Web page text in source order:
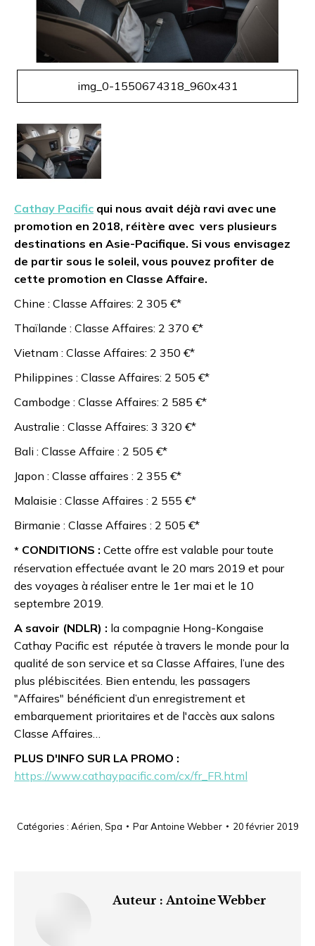
img_0-1550674318_960x431
Cathay Pacific qui nous avait déjà ravi avec une
promotion en 2018, réitère avec vers plusieurs
destinations en Asie-Pacifique. Si vous envisagez
de partir sous le soleil, vous pouvez profiter de
cette promotion en Classe Affaire.
Chine : Classe Affaires: 2 305 €*
Thaïlande : Classe Affaires: 2 370 €*
Vietnam : Classe Affaires: 2 350 €*
Philippines : Classe Affaires: 2 505 €*
Cambodge : Classe Affaires: 2 585 €*
Australie : Classe Affaires: 3 320 €*
Bali : Classe Affaire : 2 505 €*
Japon : Classe affaires : 2 355 €*
Malaisie : Classe Affaires : 2 555 €*
Birmanie : Classe Affaires : 2 505 €*
* CONDITIONS : Cette offre est valable pour toute
réservation effectuée avant le 20 mars 2019 et pour
des voyages à réaliser entre le 1er mai et le 10
septembre 2019.
A savoir (NDLR) : la compagnie Hong-Kongaise
Cathay Pacific est réputée à travers le monde pour la
qualité de son service et sa Classe Affaires, l’une des
plus plébiscitées. Bien entendu, les passagers
"Affaires" bénéficient d’un enregistrement et
embarquement prioritaires et de l'accès aux salons
Classe Affaires…
PLUS D'INFO SUR LA PROMO :
https://www.cathaypacific.com/cx/fr_FR.html
Catégories : Aérien Spa ParAntoine Webber 20 février 2019
Auteur : Antoine Webber